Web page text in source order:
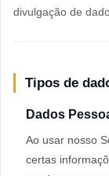
divulgação de
Tipos de
Dados
Ao usar nosso
certas